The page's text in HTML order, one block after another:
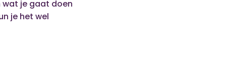
wat je gaat doen
je het wel